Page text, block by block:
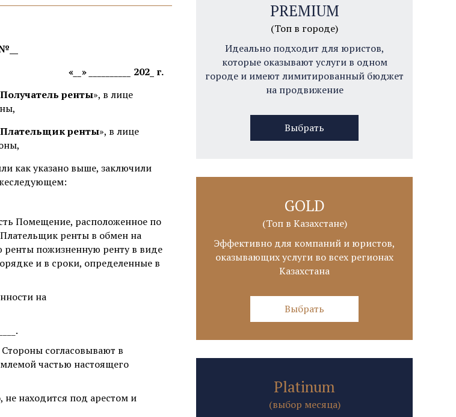
«__ »
202_ г.
Получатель ренты», в лице
Плательщик ренты», в лице
как указано выше, заключили
Помещение, расположенное по
а Плательщик ренты в обмен на
ренты пожизненную рентув виде
порядке и в сроки, определенные в
на
согласовывают в
частью настоящего
не находится под арестом и
PREMIUM
(Топ в городе)
Идеально подходит для юристов,
которые оказывают услуги в одном
городе и имеют лимитированный бюджет
на продвижение
Выбрать
GOLD
(Топ в Казахстане)
Эффективно для компаний и юристов,
оказывающих услуги во всех регионах
Казахстана
Выбрать
Platinum
(выбор месяца)